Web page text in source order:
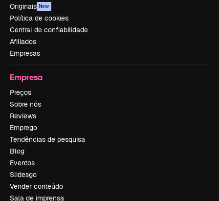
Originais New
Política de cookies
Central de confiabilidade
Afiliados
Empresas
Empresa
Preços
Sobre nós
Reviews
Emprego
Tendências de pesquisa
Blog
Eventos
Slidesgo
Vender conteúdo
Sala de imprensa